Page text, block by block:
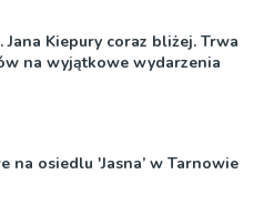
Jana Kiepury coraz bliżej. Trwa
na wyjątkowe wydarzenia
na osiedlu 'Jasna’ w Tarnowie